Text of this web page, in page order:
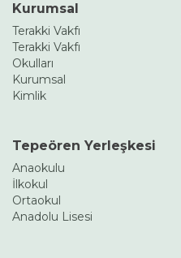
Kurumsal
Terakki Vakfı
Terakki Vakfı
Okulları
Kurumsal
Kimlik
Tepeören Yerleşkesi
Anaokulu
İlkokul
Ortaokul
Anadolu Lisesi